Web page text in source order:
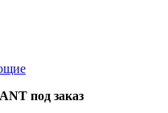
под заказ